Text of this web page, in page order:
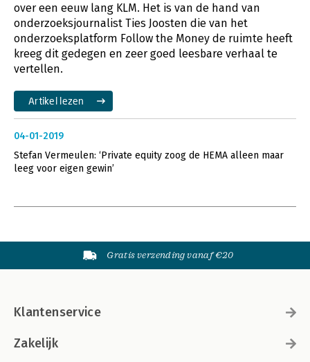
over een eeuw lang KLM. Het is van de hand van
onderzoeksjournalist Ties Joosten die van het
onderzoeksplatform Follow the Money de ruimte heeft
kreeg dit gedegen en zeer goed leesbare verhaal te
vertellen.
Artikel lezen
04-01-2019
Stefan Vermeulen: ‘Private equity zoog de HEMA alleen maar
leeg voor eigen gewin’
Gratis verzending vanaf €20
Klantenservice
Zakelijk